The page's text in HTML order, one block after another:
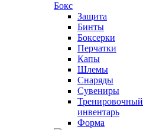
Бокс
Защита
Бинты
Боксерки
Перчатки
Капы
Шлемы
Снаряды
Сувениры
Тренировочный
инвентарь
Форма